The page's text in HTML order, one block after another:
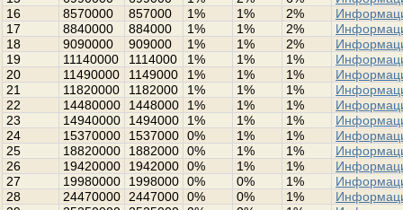
16
8570000 857000 1% 1% 2%
17
8840000 884000 1% 1% 2%
18
9090000 909000 1% 1% 2%
19
11140000 1114000 1% 1% 1%
20
11490000 1149000 1% 1% 1%
21
11820000 1182000 1% 1% 1%
22
14480000 1448000 1% 1% 1%
23
14940000 1494000 1% 1% 1%
24
15370000 1537000 0% 1% 1%
25
18820000 1882000 0% 1% 1%
26
19420000 1942000 0% 1% 1%
27
19980000 1998000 0% 0% 1%
28
24470000 2447000 0% 0% 1%